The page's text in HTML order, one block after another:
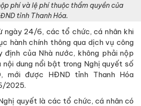
phí và lệ phí thuộc thẩm quyền của
tỉnh Thanh Hóa.
ngày 24/6, các tổ chức, cá nhân khi
hành chính thông qua dịch vụ công
của Nhà nước, không phải nộp
dung nổi bật trong Nghị quyết số
mới được HĐND tỉnh Thanh Hóa
2025.
quyết là các tổ chức, cá nhân có